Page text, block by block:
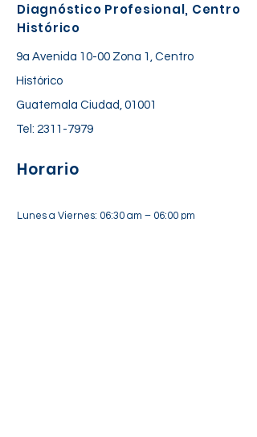
Diagnóstico Profesional, Centro
Histórico
9a Avenida 10-00 Zona 1, Centro
Histórico
Guatemala Ciudad, 01001
Tel: 2311-7979
Horario
Lunes a Viernes: 06:30 am – 06:00 pm